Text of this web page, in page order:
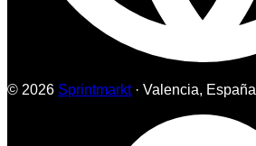
© 2026 Sprintmarkt· Valencia, España